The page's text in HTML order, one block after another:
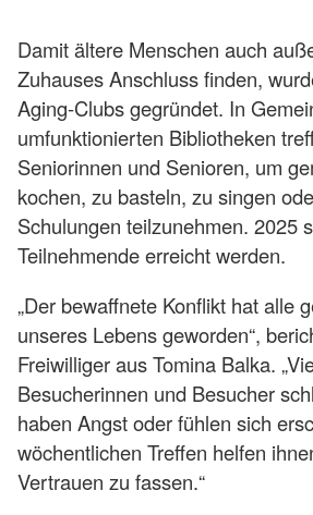
Damit ältere Menschen auch
Zuhauses Anschluss finden,
Aging-Clubs gegründet. In
umfunktionierten Bibliotheken
Seniorinnen und Senioren, um
kochen, zu basteln, zu singen
Schulungen teilzunehmen. 2025
Teilnehmende erreicht werden.
„Der bewaffnete Konflikt hat alle
unseres Lebens geworden“,
Freiwilliger aus Tomina Balka.
Besucherinnen und Besucher
haben Angst oder fühlen sich
wöchentlichen Treffen helfen
Vertrauen zu fassen.“